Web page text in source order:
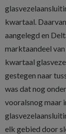
kwartaal.
aangelegd en
marktaandeel
kwartaal
gestegen naar
was dat nog
vooralsnog maar
elk gebied door